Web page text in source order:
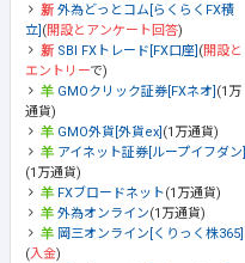
外為どっとコム[らくらくFX積
立] (開設とアンケート回答)
SBI FXトレード[FX口座] (開設と
エントリーで)
GMOクリック証券[FXネオ] (1万
通貨)
GMO外貨[外貨ex] (1万通貨)
アイネット証券[ループイフダン]
(1万通貨)
FXブロードネット(1万通貨)
外為オンライン(1万通貨)
岡三オンライン[くりっく株365]
(入金)